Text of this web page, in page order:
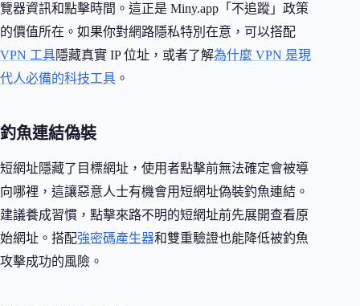
覽器資訊和點擊時間。這正是 Miny.app「不追蹤」政策
的價值所在。如果你對網路隱私特別在意，可以搭配
VPN 工具隱藏真實 IP 位址，或者了解為什麼 VPN 是現
代人必備的科技工具 。
釣魚連結偽裝
短網址隱藏了目標網址，使用者點擊前無法確定會被導
向哪裡，這讓惡意人士有機會用短網址偽裝釣魚連結。
建議養成習慣，點擊來路不明的短網址前先展開查看原
始網址。搭配強密碼產生器和雙重驗證也能降低被釣魚
攻擊成功的風險。